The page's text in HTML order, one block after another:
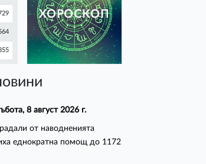
ХОРОСКОП
8 август 2026 г.
от наводненията
еднократна помощ до 1172